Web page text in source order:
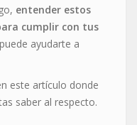
entender estos
cumplir con tus
ayudarte a
este artículo donde
saber al respecto.